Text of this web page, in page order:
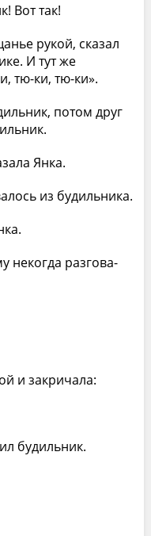
Вот так!
рукой, сказал
И тут же
тю-ки, тю-ки».
потом друг
Янка.
из будильника.
некогда разгова­
и закричала:
будильник.